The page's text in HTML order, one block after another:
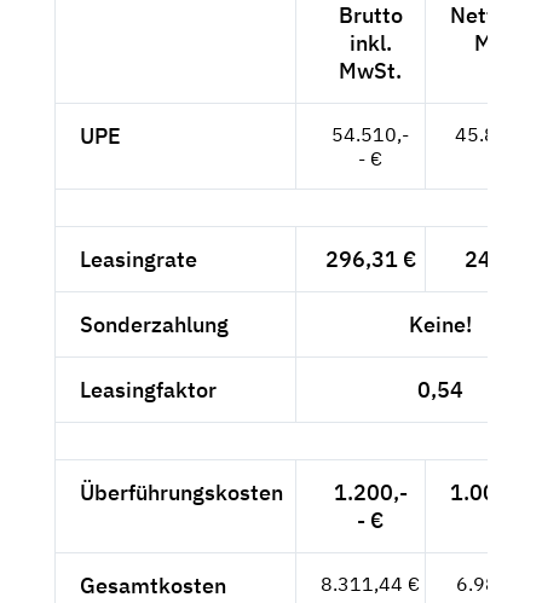
Brutto
inkl.
MwSt.
Netto
MwSt.
UPE
54.510,-
- €
Leasingrate 296,31 € 249,--
Sonderzahlung Keine!
Leasingfaktor 0,54
Überführungskosten
1.200,-
- €
Gesamtkosten 8.311,44 € 6.984,40